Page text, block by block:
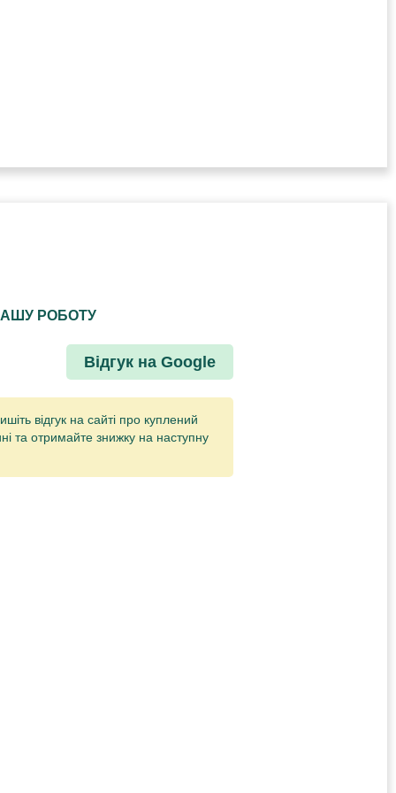
РОБОТУ
Відгук на Google
відгук на сайті про куплений
та отримайте знижку на наступну